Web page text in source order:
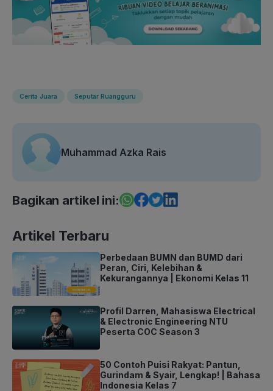
Cerita Juara Seputar Ruangguru
Muhammad Azka Rais
Bagikan artikel ini:
Artikel Terbaru
Perbedaan BUMN dan BUMD dari
Peran, Ciri, Kelebihan &
Kekurangannya | Ekonomi Kelas 11
Profil Darren, Mahasiswa Electrical
& Electronic Engineering NTU
Peserta COC Season 3
50 Contoh Puisi Rakyat: Pantun,
Gurindam & Syair, Lengkap! | Bahasa
Indonesia Kelas 7